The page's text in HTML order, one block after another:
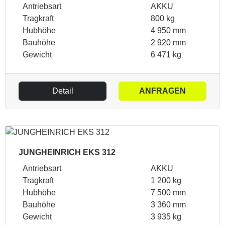
Antriebsart
AKKU
Tragkraft
800 kg
Hubhöhe
4 950 mm
Bauhöhe
2 920 mm
Gewicht
6 471 kg
Detail ANFRAGEN
JUNGHEINRICH EKS 312
Antriebsart
AKKU
Tragkraft
1 200 kg
Hubhöhe
7 500 mm
Bauhöhe
3 360 mm
Gewicht
3 935 kg